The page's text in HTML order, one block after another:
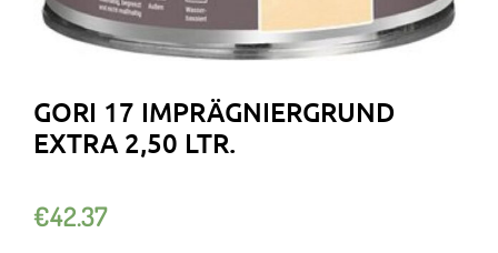
GORI 17 IMPRÄGNIERGRUND
EXTRA 2,50 LTR.
€42.37